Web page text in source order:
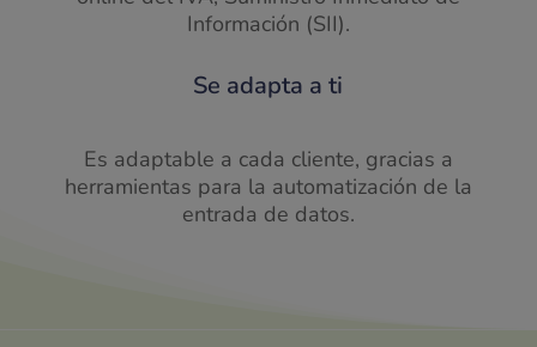
Información (SII).
Se adapta a ti
Es adaptable a cada cliente, gracias a
herramientas para la automatización de la
entrada de datos.